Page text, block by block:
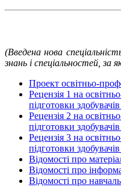
(Введена нова
знань і спеціальностей, за
Проект освітньо-
Рецензія 1 на
підготовки
Рецензія 2 на
підготовки
Рецензія 3 на
підготовки
Відомості про
Відомості про
Відомості про